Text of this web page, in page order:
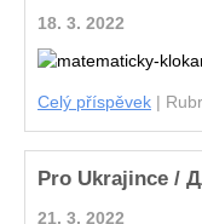
18. 3. 2022
Celý příspěvek |
Pro Ukrajince /
21. 3. 2022